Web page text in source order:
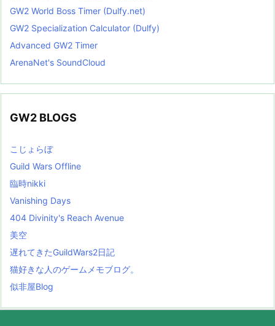
GW2 World Boss Timer (Dulfy.net)
GW2 Specialization Calculator (Dulfy)
Advanced GW2 Timer
ArenaNet's SoundCloud
GW2 BLOGS
こじょらぼ
Guild Wars Offline
臨時nikki
Vanishing Days
404 Divinity's Reach Avenue
美空
遅れてきたGuildWars2日記
猫好きな人のゲームメモブログ。
似非屋Blog